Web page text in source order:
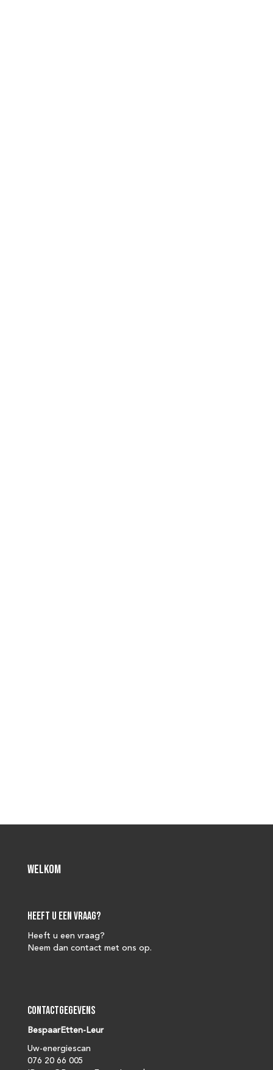
Welkom
Heeft u een vraag?
Heeft u een vraag?
Neem dan contact met ons op.
Contactgegevens
BespaarEtten-Leur
Uw-energiescan
076 20 66 005